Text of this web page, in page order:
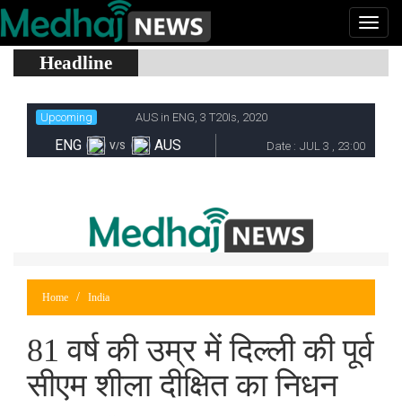
Headline
Home India
81 वर्ष की उम्र में दिल्ली की पूर्व
सीएम शीला दीक्षित का निधन